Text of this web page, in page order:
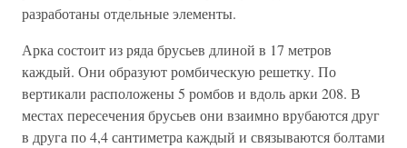
разработаны отдельные элементы.
Арка состоит из ряда брусьев длиной в 17 метров
каждый. Они образуют ромбическую решетку. По
вертикали расположены 5 ромбов и вдоль арки 208. В
местах пересечения брусьев они взаимно врубаются друг
в друга по 4,4 сантиметра каждый и связываются болтами